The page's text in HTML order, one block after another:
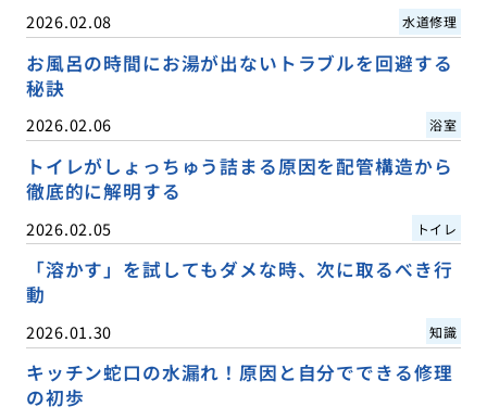
2026.02.08 水道修理
お風呂の時間にお湯が出ないトラブルを回避する
秘訣
2026.02.06 浴室
トイレがしょっちゅう詰まる原因を配管構造から
徹底的に解明する
2026.02.05 トイレ
「溶かす」を試してもダメな時、次に取るべき行
動
2026.01.30 知識
キッチン蛇口の水漏れ！原因と自分でできる修理
の初歩